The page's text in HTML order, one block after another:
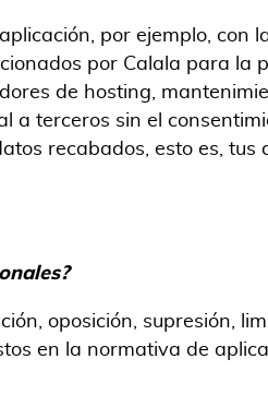
por ejemplo, con
por Calala para la
de hosting,
a terceros sin el
recabados, esto es,
?
oposición, supresión,
en la normativa de